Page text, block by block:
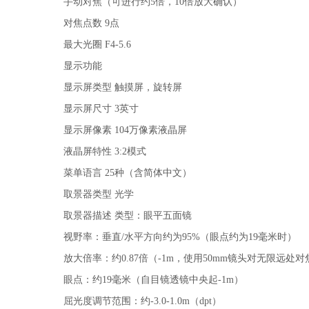
对焦点数 9点
最大光圈 F4-5.6
显示功能
显示屏类型 触摸屏，旋转屏
显示屏尺寸 3英寸
显示屏像素 104万像素液晶屏
液晶屏特性 3:2模式
菜单语言 25种（含简体中文）
取景器类型 光学
取景器描述 类型：眼平五面镜
视野率：垂直/水平方向约为95%（眼点约为19毫米时）
放大倍率：约0.87倍（-1m，使用50mm镜头对无限远处对
眼点：约19毫米（自目镜透镜中央起-1m）
屈光度调节范围：约-3.0-1.0m（dpt）